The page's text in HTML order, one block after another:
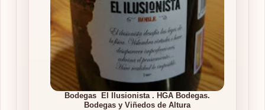
Bodegas El Ilusionista . HGA Bodegas.
Bodegas y Viñedos de Altura